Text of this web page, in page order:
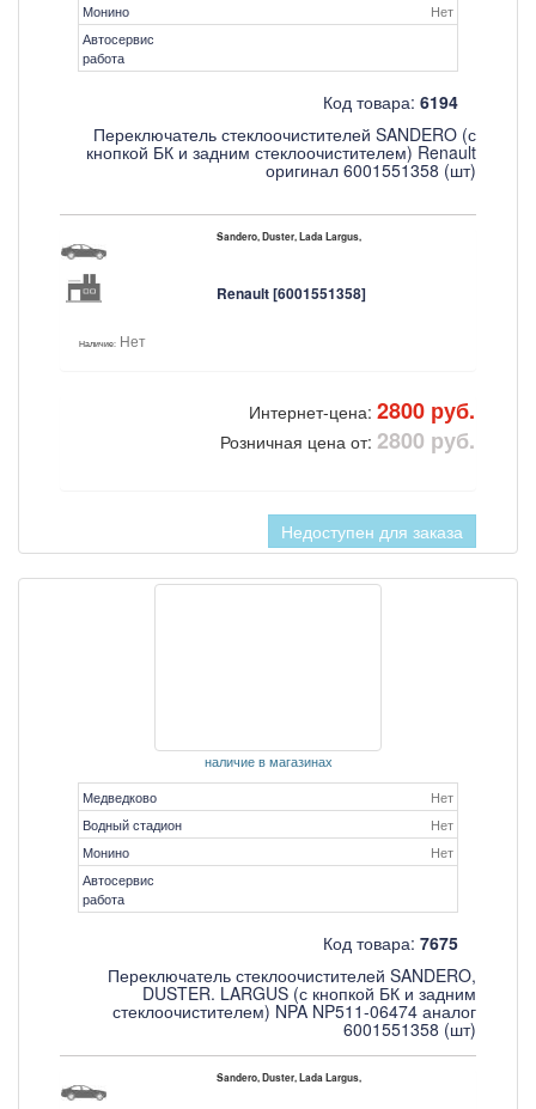
Монино
Нет
Автосервис
работа
Код товара: 6194
Переключатель стеклоочистителей SANDERO (с
кнопкой БК и задним стеклоочистителем) Renault
оригинал 6001551358 (шт)
Sandero, Duster, Lada Largus,
Renault [6001551358]
Наличие: Нет
Интернет-цена: 2800 руб.
Розничная цена от: 2800 руб.
Недоступен для заказа
наличие в магазинах
Медведково
Нет
Водный стадион
Нет
Монино
Нет
Автосервис
работа
Код товара: 7675
Переключатель стеклоочистителей SANDERO,
DUSTER. LARGUS (с кнопкой БК и задним
стеклоочистителем) NPA NP511-06474 аналог
6001551358 (шт)
Sandero, Duster, Lada Largus,